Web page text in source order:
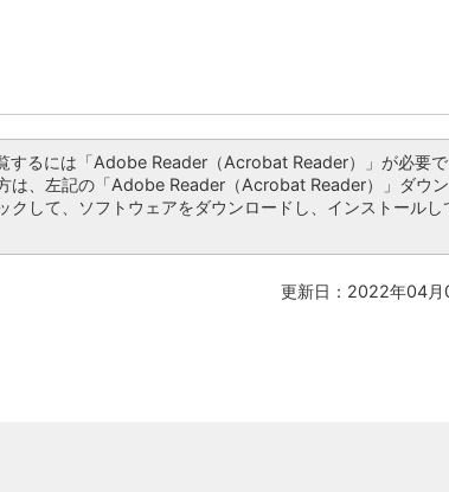
するには「Adobe Reader（Acrobat Reader）」が必要で
は、左記の「Adobe Reader（Acrobat Reader）」ダウ
クして、ソフトウェアをダウンロードし、インストールし
更新日：2022年04月